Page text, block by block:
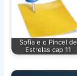
Sofia e o Pincel de
Estrelas cap 11